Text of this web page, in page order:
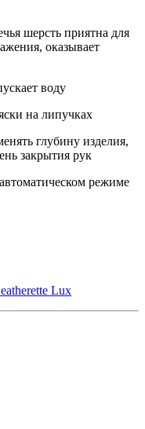
шерсть приятна для
оказывает
воду
на липучках
глубину изделия,
закрытия рук
режиме
Lux